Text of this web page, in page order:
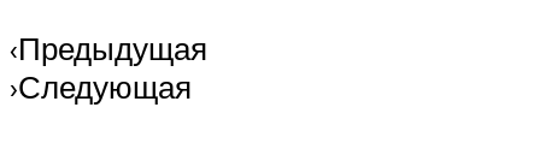
‹Предыдущая
›Следующая